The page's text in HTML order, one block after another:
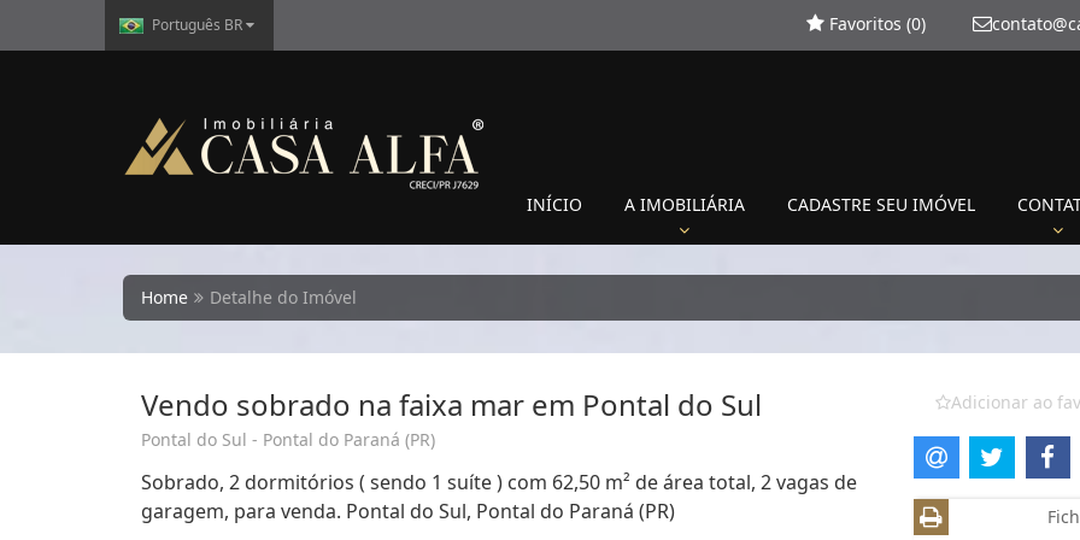
Português BR Favoritos (0)
INÍCIO A IMOBILIÁRIA CADASTRE SEU IMÓVEL
Home Detalhe do Imóvel
Vendo sobrado na faixa mar em Pontal do Sul
Pontal do Sul - Pontal do Paraná (PR)
Sobrado, 2 dormitórios ( sendo 1 suíte ) com 62,50 m² de área total, 2 vagas de
garagem, para venda. Pontal do Sul, Pontal do Paraná (PR)
Adicionar ao